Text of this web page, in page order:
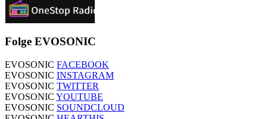
Folge EVOSONIC
EVOSONIC FACEBOOK
EVOSONIC INSTAGRAM
EVOSONIC TWITTER
EVOSONIC YOUTUBE
EVOSONIC SOUNDCLOUD